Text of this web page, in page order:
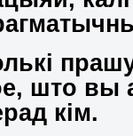
што вы
кім.